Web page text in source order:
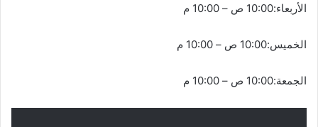
الأربعاء:10:00 ص – 10:00 م
الخميس:10:00 ص – 10:00 م
الجمعة:10:00 ص – 10:00 م